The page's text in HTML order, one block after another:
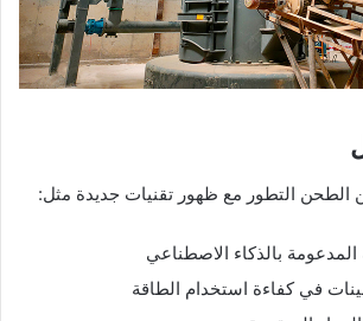
التطور مع ظهور تقنيات جديدة مثل:
المدعومة بالذكاء الاصطناعي
في كفاءة استخدام الطاقة